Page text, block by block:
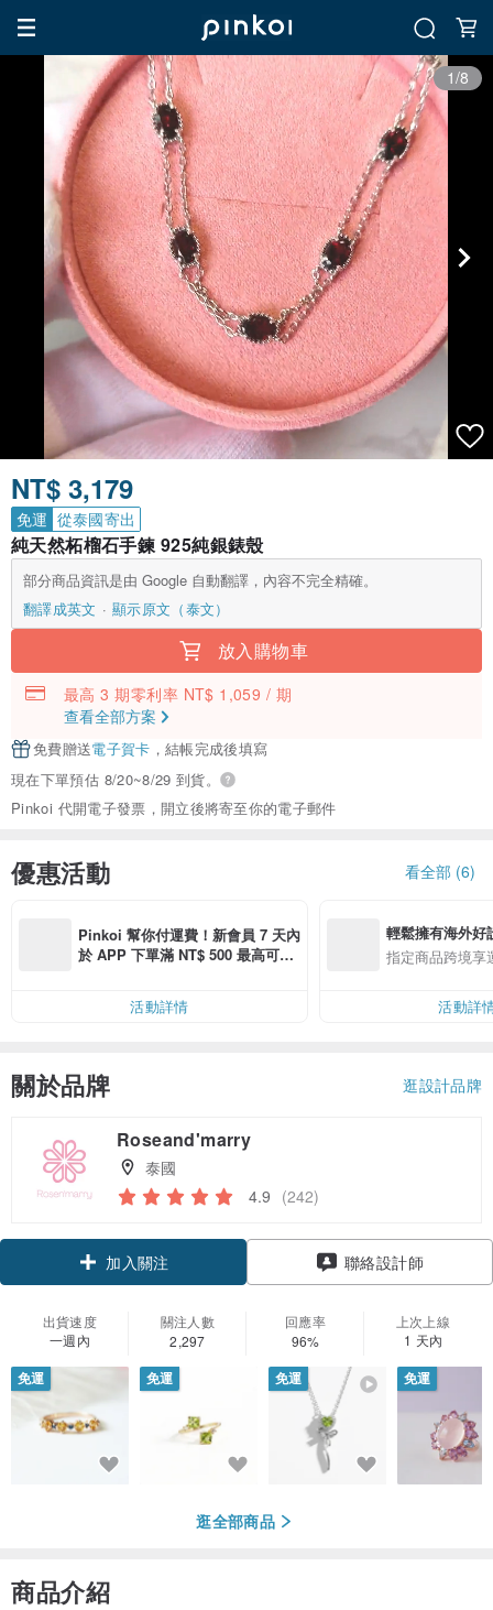
1/8
NT$ 3,179
免運 從泰國寄出
純天然柘榴石手鍊 925純銀錶殼
部分商品資訊是由 Google 自動翻譯，內容不完全精確。
翻譯成英文
顯示原文（泰文）
放入購物車
最高 3 期零利率 NT$ 1,059 / 期
查看全部方案
免費贈送電子賀卡 ，結帳完成後填寫
現在下單預估 8/20~8/29 到貨。
Pinkoi 代開電子發票，開立後將寄至你的電子郵件
優惠活動 看全部 (6)
Pinkoi 幫你付運費！新會員 7 天內
於 APP 下單滿 NT$ 500 最高可折
活動詳情
輕鬆擁有海外好
指定商品跨境享
活動詳
關於品牌 逛設計品牌
Roseand'marry
泰國
4.9 (242)
加入關注 聯絡設計師
出貨速度
一週內
關注人數
2,297
回應率
96%
上次上線
1 天內
免運 免運 免運 免運
逛全部商品
商品介紹